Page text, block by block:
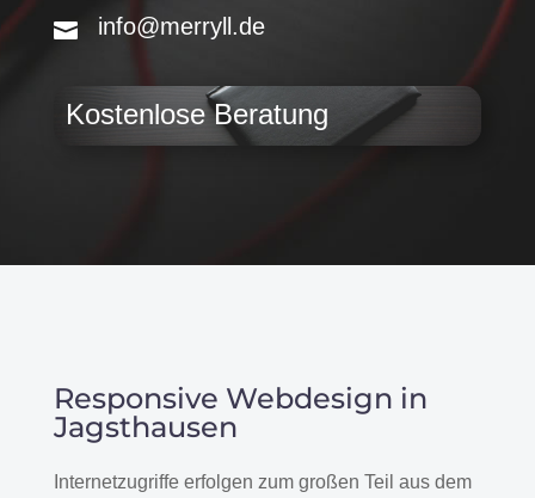
info@merryll.de
Kostenlose Beratung
Responsive Webdesign in
Jagsthausen
Internetzugriffe erfolgen zum großen Teil aus dem